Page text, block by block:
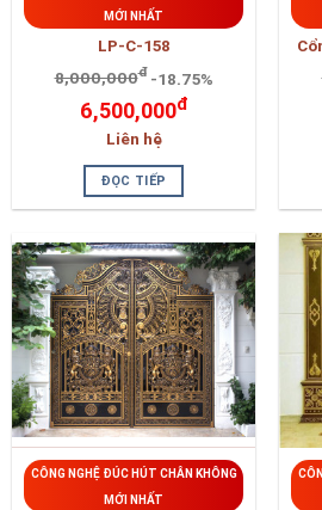
MỚI NHẤT
LP-C-158
8,000,000đ -18.75%
6,500,000đ
Liên hệ
ĐỌC TIẾP
CÔNG NGHỆ ĐÚC HÚT CHÂN KHÔNG
MỚI NHẤT